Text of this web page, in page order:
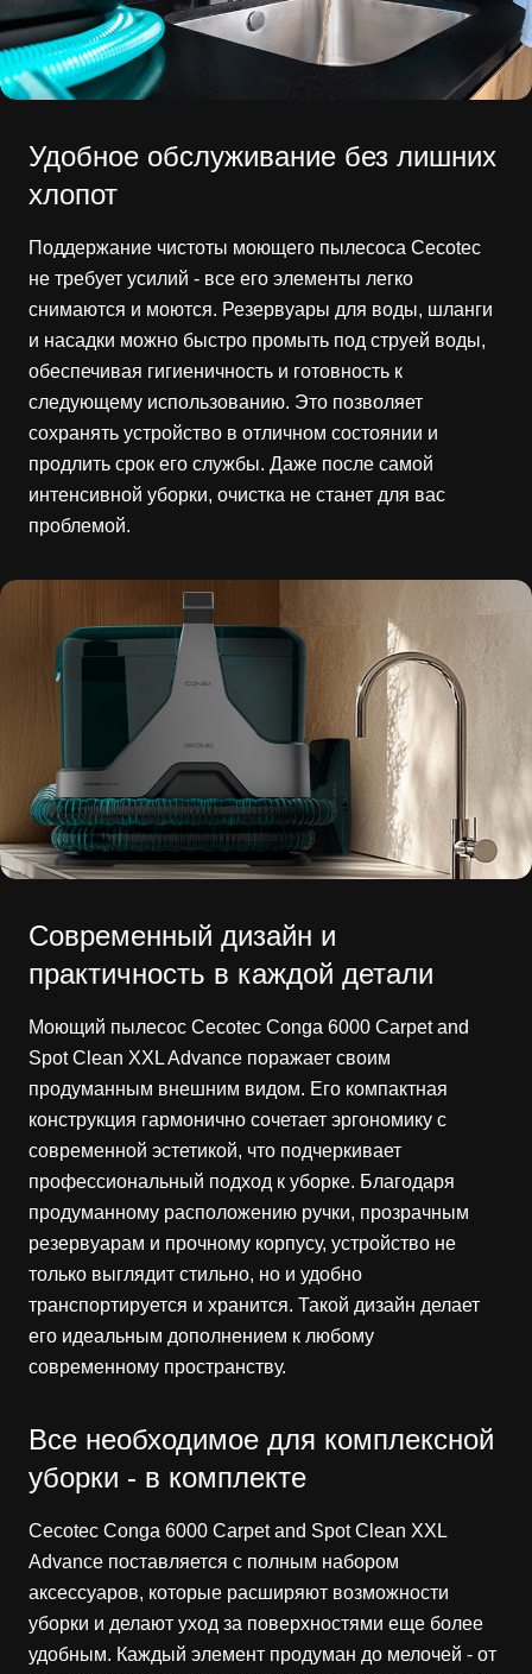
Удобное обслуживание без лишних
хлопот
Поддержание чистоты моющего пылесоса Cecotec
не требует усилий - все его элементы легко
снимаются и моются. Резервуары для воды, шланги
и насадки можно быстро промыть под струей воды,
обеспечивая гигиеничность и готовность к
следующему использованию. Это позволяет
сохранять устройство в отличном состоянии и
продлить срок его службы. Даже после самой
интенсивной уборки, очистка не станет для вас
проблемой.
Современный дизайн и
практичность в каждой детали
Моющий пылесос Cecotec Conga 6000 Carpet and
Spot Clean XXL Advance поражает своим
продуманным внешним видом. Его компактная
конструкция гармонично сочетает эргономику с
современной эстетикой, что подчеркивает
профессиональный подход к уборке. Благодаря
продуманному расположению ручки, прозрачным
резервуарам и прочному корпусу, устройство не
только выглядит стильно, но и удобно
транспортируется и хранится. Такой дизайн делает
его идеальным дополнением к любому
современному пространству.
Все необходимое для комплексной
уборки - в комплекте
Cecotec Conga 6000 Carpet and Spot Clean XXL
Advance поставляется с полным набором
аксессуаров, которые расширяют возможности
уборки и делают уход за поверхностями еще более
удобным. Каждый элемент продуман до мелочей - от